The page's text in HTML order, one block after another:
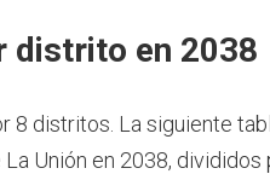
distrito en 2038
8 distritos. La siguiente
Unión en 2038, divididos